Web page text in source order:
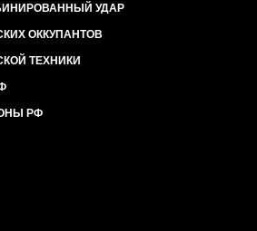
УДАР
ОККУПАНТОВ
ТЕХНИКИ
РФ